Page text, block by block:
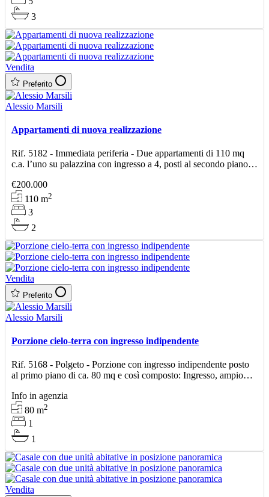
3
Vendita
Preferito
Alessio Marsili
Appartamenti di nuova realizzazione
Rif. 5182 - Immediata periferia - Due appartamenti di 110 mq
c.a. l’uno su palazzina con ingresso a 4, posti al secondo piano e
€200.000
110m2
3
2
Vendita
Preferito
Alessio Marsili
Porzione cielo-terra con ingresso indipendente
Rif. 5168 - Polgeto - Porzione con ingresso indipendente posto
al primo piano di ca. 80 mq e così composto: Ingresso, ampio
Info in agenzia
80m2
1
1
Vendita